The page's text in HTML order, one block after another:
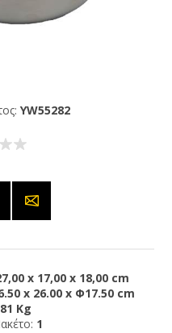
YW55282
x 17,00 x 18,00 cm
x 26.00 x Φ17.50 cm
Kg
1